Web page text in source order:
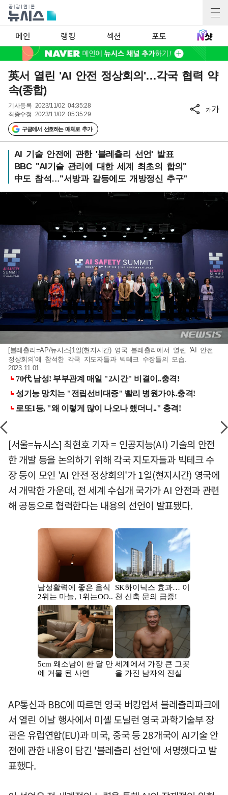
메인 랭킹 섹션 포토
英서 열린 'AI 안전 정상회의'…각국 협력 약
속(종합)
기사등록 2023/11/02 04:35:28
최종수정 2023/11/02 05:35:29
구글에서 선호하는 매체로 추가
가가
AI 기술 안전에 관한 '블레츨리 선언' 발표
BBC "AI기술 관리에 대한 세계 최초의 합의"
中도 참석…"서방과 갈등에도 개방정신 추구"
[블레츨리=AP/뉴시스]1일(현지시간) 영국 블레츨리에서 열린 'AI 안전
정상회의'에 참석한 각국 지도자들과 빅테크 수장들의 모습.
2023.11.01.
[서울=뉴시스] 최현호 기자 = 인공지능(AI) 기술의 안전
한 개발 등을 논의하기 위해 각국 지도자들과 빅테크 수
장 등이 모인 'AI 안전 정상회의'가 1일(현지시간) 영국에
서 개막한 가운데, 전 세계 수십개 국가가 AI 안전과 관련
해 공동으로 협력한다는 내용의 선언이 발표됐다.
AP통신과 BBC에 따르면 영국 버킹엄셔 블레츨리파크에
서 열린 이날 행사에서 미셸 도닐런 영국 과학기술부 장
관은 유럽연합(EU)과 미국, 중국 등 28개국이 AI기술 안
전에 관한 내용이 담긴 '블레츨리 선언'에 서명했다고 발
표했다.